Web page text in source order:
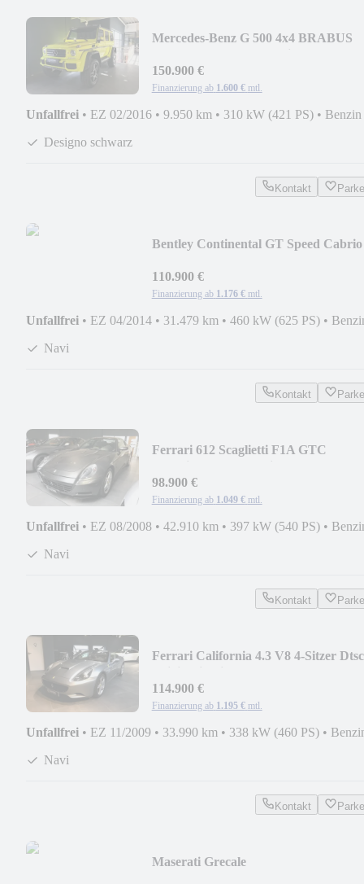
Mercedes-Benz G 500 4x4 BRABUS
150.900 €
Finanzierung ab 1.600 € mtl.
Unfallfrei • EZ 02/2016 • 9.950 km • 310 kW (421 PS) • Benzin
Designo schwarz
Kontakt
Bentley Continental GT Speed Cabrio
110.900 €
Finanzierung ab 1.176 € mtl.
Unfallfrei • EZ 04/2014 • 31.479 km • 460 kW (625 PS) •
Navi
Kontakt
Ferrari 612 Scaglietti F1A GTC
98.900 €
Finanzierung ab 1.049 € mtl.
Unfallfrei • EZ 08/2008 • 42.910 km • 397 kW (540 PS) •
Navi
Kontakt
Ferrari California 4.3 V8 4-Sitzer
114.900 €
Finanzierung ab 1.195 € mtl.
Unfallfrei • EZ 11/2009 • 33.990 km • 338 kW (460 PS) •
Navi
Kontakt
Maserati Grecale